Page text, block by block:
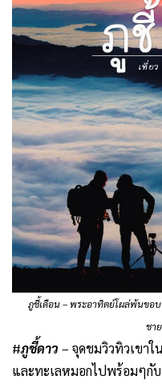
ภูชี้เดือน – พระอาทิตย์โผล่พ้นขอ
ชา
#ภูชี้ดาว – จุดชมวิวทิวเขา
และทะเลหมอกไปพร้อมๆกั